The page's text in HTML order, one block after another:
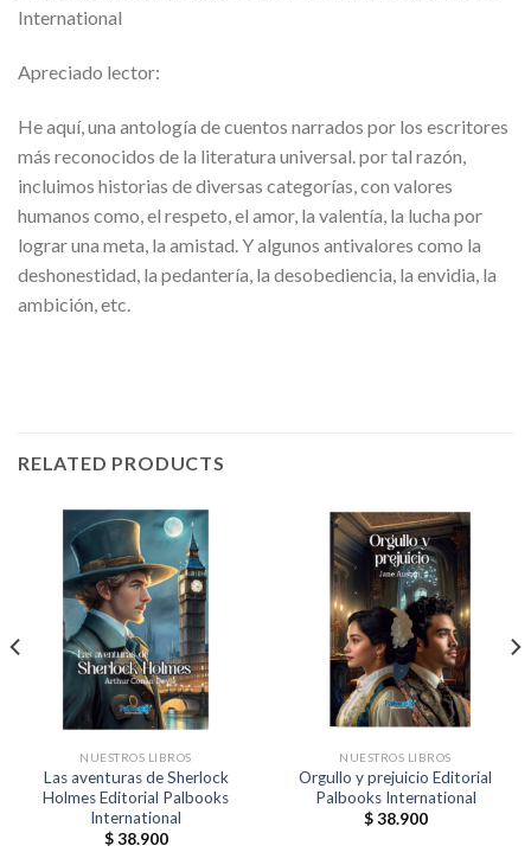
International
Apreciado lector:
He aquí, una antología de cuentos narrados por los escritores
más reconocidos de la literatura universal. por tal razón,
incluimos historias de diversas categorías, con valores
humanos como, el respeto, el amor, la valentía, la lucha por
lograr una meta, la amistad. Y algunos antivalores como la
deshonestidad, la pedantería, la desobediencia, la envidia, la
ambición, etc.
RELATED PRODUCTS
NUESTROS LIBROS
Las aventuras de Sherlock
Holmes Editorial Palbooks
International
$38.900
NUESTROS LIBROS
Orgullo y prejuicio Editorial
Palbooks International
$38.900